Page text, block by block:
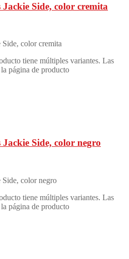
Jackie Side, color cremita
Side, color cremita
tiene múltiples variantes. Las
página de producto
Jackie Side, color negro
Side, color negro
tiene múltiples variantes. Las
página de producto